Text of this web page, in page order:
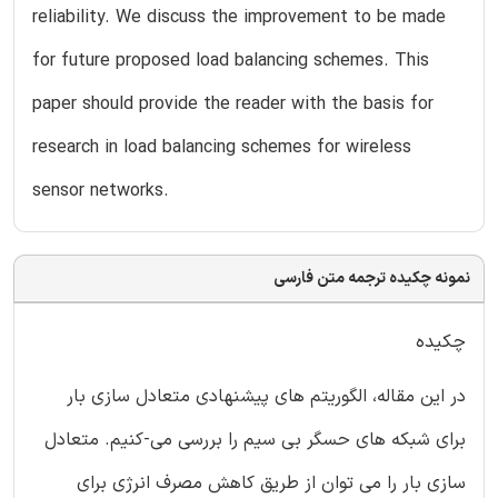
reliability. We discuss the improvement to be made
for future proposed load balancing schemes. This
paper should provide the reader with the basis for
research in load balancing schemes for wireless
sensor networks.
نمونه چکیده ترجمه متن فارسی
چکیده
در این مقاله، الگوریتم های پیشنهادی متعادل سازی بار
برای شبکه های حسگر بی سیم را بررسی می-کنیم. متعادل
سازی بار را می توان از طریق کاهش مصرف انرژی برای